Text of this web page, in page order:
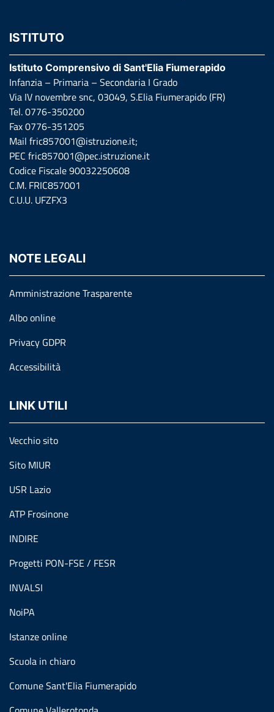
ISTITUTO
Istituto Comprensivo di Sant'Elia Fiumerapido
Infanzia – Primaria – Secondaria I Grado
Via IV novembre snc, 03049, S.Elia Fiumerapido (FR)
Tel. 0776-350200
Fax 0776-351205
Mail fric857001@istruzione.it;
PEC fric857001@pec.istruzione.it
Codice Fiscale 90032250608
C.M. FRIC857001
C.U.U. UFZFX3
NOTE LEGALI
Amministrazione Trasparente
Albo online
Privacy GDPR
Accessibilità
LINK UTILI
Vecchio sito
Sito MIUR
USR Lazio
ATP Frosinone
INDIRE
Progetti PON-FSE / FESR
INVALSI
NoiPA
Istanze online
Scuola in chiaro
Comune Sant'Elia Fiumerapido